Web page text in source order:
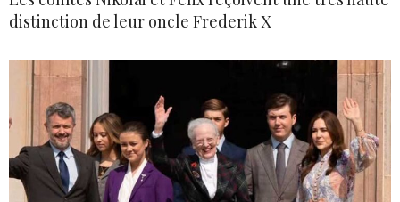
distinction de leur oncle Frederik X